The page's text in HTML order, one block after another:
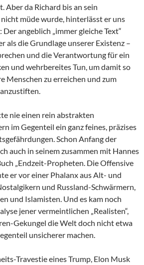
Aber da Richard bis an sein
müde wurde, hinterlässt er uns
angeblich „immer gleiche Text“
als die Grundlage unserer Existenz –
und die Verantwortung für ein
und wehrbereites Tun, um damit so
Menschen zu erreichen und zum
nie einen rein abstrakten
im Gegenteil ein ganz feines, präzises
Schon Anfang der
auch in seinem zusammen mit Hannes
„Endzeit-Propheten. Die Offensive
er vor einer Phalanx aus Alt- und
und Russland-Schwärmern,
und Islamisten. Und es kam noch
jener vermeintlichen „Realisten“,
Gekungel die Welt doch nicht etwa
unsicherer machen.
Travestie eines Trump, Elon Musk